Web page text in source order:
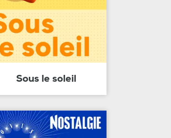
Sous le soleil